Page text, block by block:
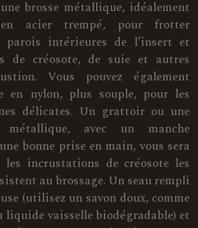
brosse métallique, idéalement
acier trempé, pour frotter
parois intérieures de l’insert et
de créosote, de suie et autres
Vous pouvez également
en nylon, plus souple, pour les
délicates. Un grattoir ou une
avec un manche
bonne prise en main, vous sera
incrustations de créosote les
au brossage. Un seau rempli
(utilisez un savon doux, comme
liquide vaisselle biodégradable) et